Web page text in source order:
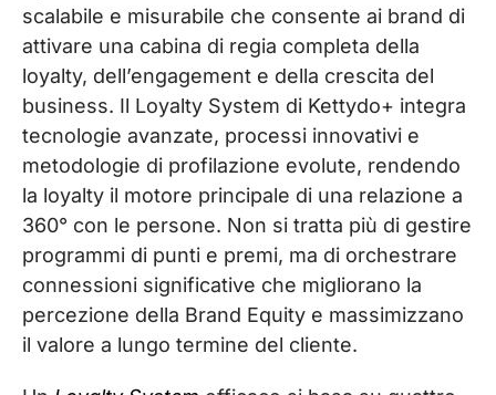
scalabile e misurabile che consente ai brand di
attivare una cabina di regia completa della
loyalty, dell’engagement e della crescita del
business. Il Loyalty System di Kettydo+ integra
tecnologie avanzate, processi innovativi e
metodologie di profilazione evolute, rendendo
la loyalty il motore principale di una relazione a
360° con le persone. Non si tratta più di gestire
programmi di punti e premi, ma di orchestrare
connessioni significative che migliorano la
percezione della Brand Equity e massimizzano
il valore a lungo termine del cliente.